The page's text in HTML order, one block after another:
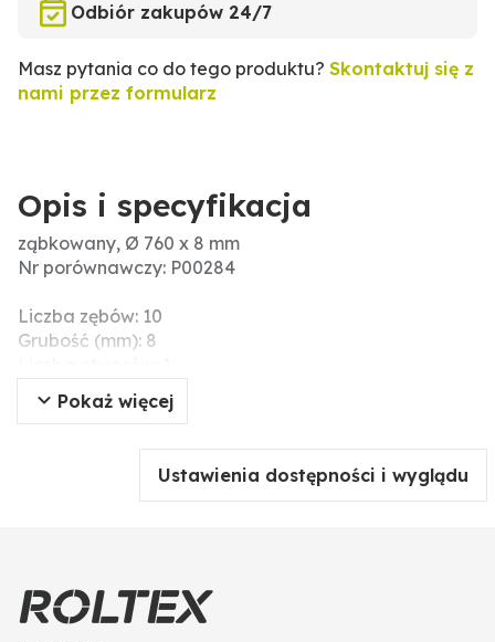
Odbiór zakupów 24/7
Masz pytania co do tego produktu? Skontaktuj się z
nami przez formularz
Opis i specyfikacja
ząbkowany, Ø 760 x 8 mm
Nr porównawczy: P00284
Liczba zębów: 10
Grubość (mm): 8
Sklepienie (mm): 95
Wymiary (mm): 760 x 8
Pokaż więcej
Ustawienia dostępności i wyglądu